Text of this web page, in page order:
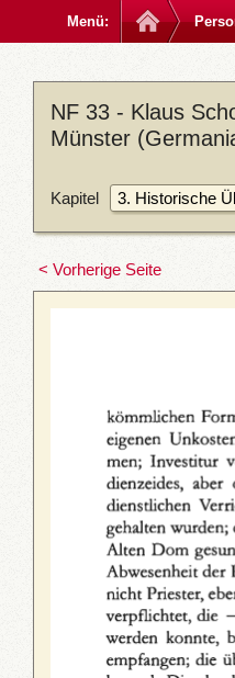
Menü:
NF 33 - Klaus
Münster
Kapitel
< Vorherige Seite